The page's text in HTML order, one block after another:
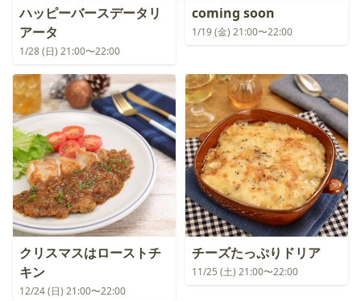
ハッピーバースデータリ
アータ
1/28 (日) 21:00〜22:00
coming soon
1/19 (金) 21:00〜22:00
クリスマスはローストチ
キン
12/24 (日) 21:00〜22:00
チーズたっぷりドリア
11/25 (土) 21:00〜22:00